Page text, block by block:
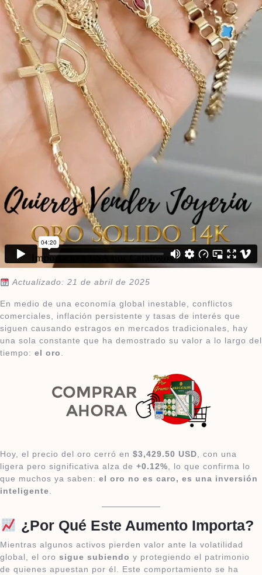
Actualizado: 21 de abril de 2025
En medio de una economía global inestable, conflictos
comerciales, inflación persistente y tasas de interés que
siguen causando estragos en mercados tradicionales, hay
una sola constante que ha demostrado su valor a lo largo del
tiempo: el oro.
Hoy, el precio del oro cerró en $3,429.50 USD, con una
ligera pero significativa alza de +0.12%, lo que confirma lo
que muchos ya saben: el oro no es caro, es una inversión
inteligente.
¿Por Qué Este Aumento Importa?
Mientras algunos activos pierden valor ante la volatilidad
global, el oro sigue subiendo y protegiendo el patrimonio
de quienes apuestan por él. Este comportamiento se ha